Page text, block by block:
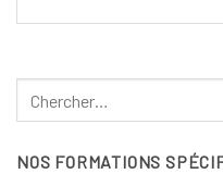
NOS FORMATIONS